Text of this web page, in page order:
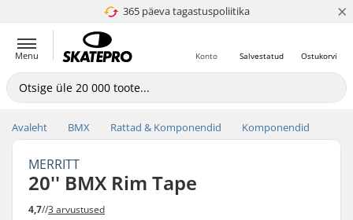
365 päeva tagastuspoliitika
4.8 paljaks 5 ×
Menu Ostukorvi
Salvestatud
Konto
Avaleht BMX Rattad & Komponendid Komponendid
MERRITT
20'' BMX Rim Tape
4,7//3 arvustused